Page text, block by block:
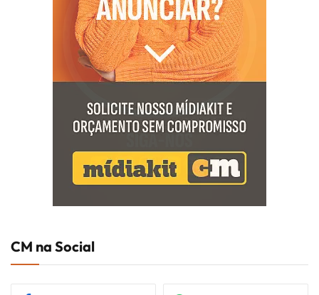
CM na Social